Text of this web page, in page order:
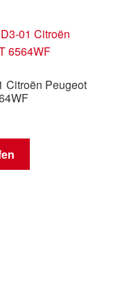
Citroën Peugeot